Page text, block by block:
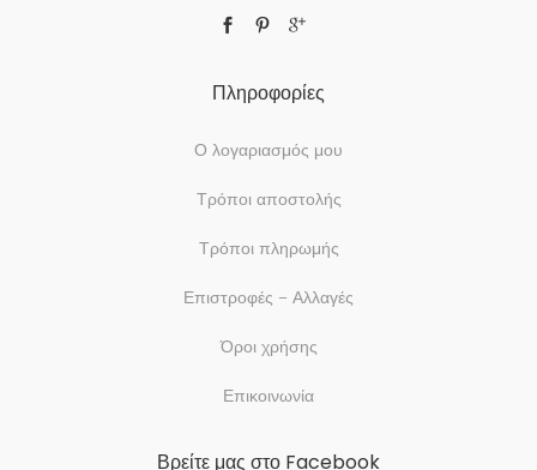
Πληροφορίες
Ο λογαριασμός μου
Τρόποι αποστολής
Τρόποι πληρωμής
Επιστροφές – Αλλαγές
Όροι χρήσης
Επικοινωνία
Βρείτε μας στο Facebook